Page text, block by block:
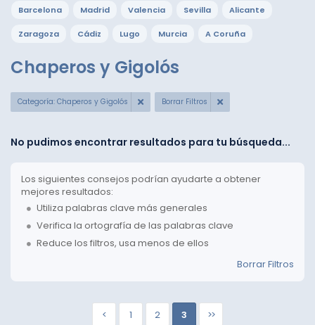
Barcelona Madrid Valencia Sevilla Alicante
Zaragoza Cádiz Lugo Murcia A Coruña
Chaperos y Gigolós
Categoría: Chaperos y Gigolós Borrar Filtros
No pudimos encontrar resultados para tu búsqueda...
Los siguientes consejos podrían ayudarte a obtener
mejores resultados:
Utiliza palabras clave más generales
Verifica la ortografía de las palabras clave
Reduce los filtros, usa menos de ellos
Borrar Filtros
< 1 2 3 >>